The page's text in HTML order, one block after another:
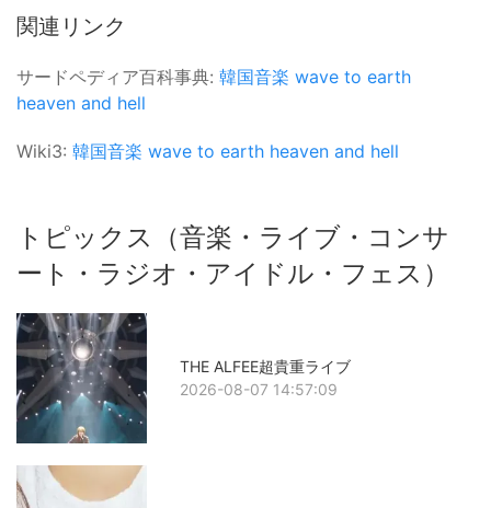
関連リンク
サードペディア百科事典: 韓国音楽 wave to earth
heaven and hell
Wiki3: 韓国音楽 wave to earth heaven and hell
トピックス（音楽・ライブ・コンサ
ート・ラジオ・アイドル・フェス）
THE ALFEE超貴重ライブ
2026-08-07 14:57:09